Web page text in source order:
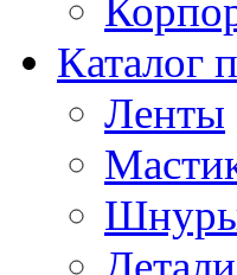
Каталог
Ленты